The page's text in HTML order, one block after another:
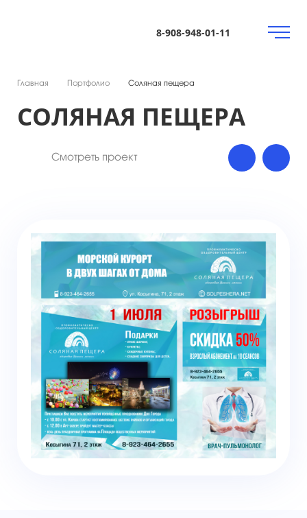
8-908-948-01-11
Главная Портфолио Соляная пещера
СОЛЯНАЯ ПЕЩЕРА
Смотреть проект